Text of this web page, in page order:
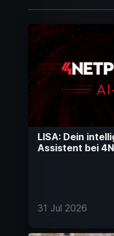
LISA: Dein
Assistent bei
31 Jul 2026